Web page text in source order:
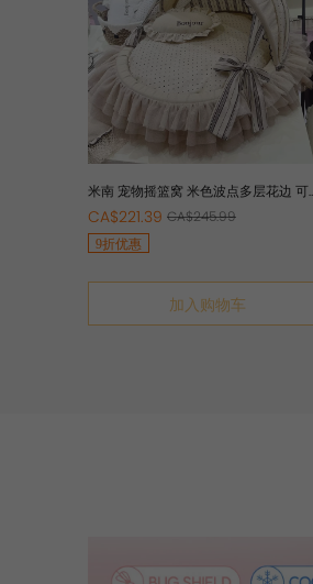
米南 宠物摇篮窝 米色波点多层花边 可
洗纯棉防水精致四季猫狗床
CA$221.39 CA$245.99
9折优惠
加入购物车